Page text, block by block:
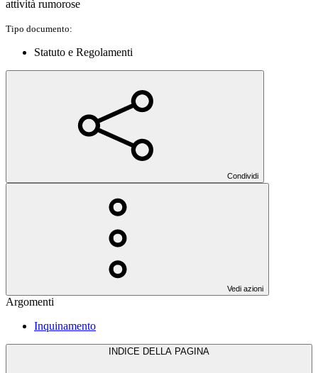
attività rumorose
Tipo documento:
Statuto e Regolamenti
Condividi
Vedi azioni
Argomenti
Inquinamento
INDICE DELLA PAGINA